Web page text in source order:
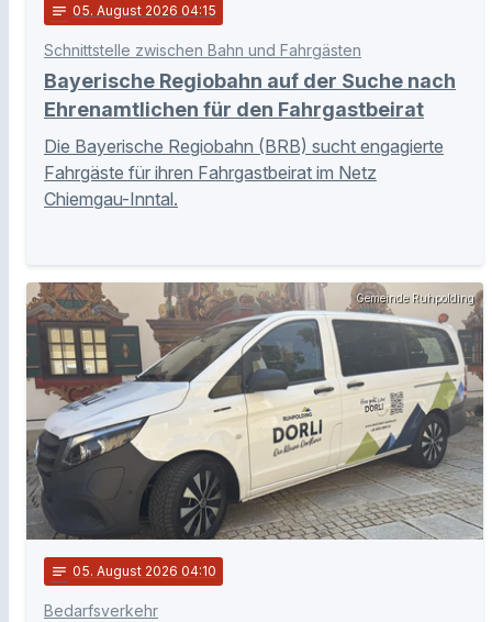
notes 05. August 2026 04:15
Schnittstelle zwischen Bahn und Fahrgästen
Bayerische Regiobahn auf der Suche nach
Ehrenamtlichen für den Fahrgastbeirat
Die Bayerische Regiobahn (BRB) sucht engagierte
Fahrgäste für ihren Fahrgastbeirat im Netz
Chiemgau-Inntal.
Gemeinde Ruhpolding
notes 05. August 2026 04:10
Bedarfsverkehr